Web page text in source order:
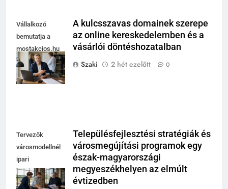
Vállalkozó
bemutatja a
mostakcios.hu
domain név
megszerzését.
A kulcsszavas domainek szerepe
az online kereskedelemben és a
vásárlói döntéshozatalban
Szaki
2 hét ezelőtt 0
Tervezők
városmodellnél
ipari
csarnokban,
integrált területi
Településfejlesztési stratégiák és
városmegújítási programok egy
észak-magyarországi
megyeszékhelyen az elmúlt
évtizedben